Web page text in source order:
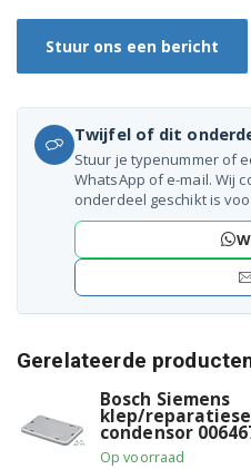
3SC76300A/11
3SC76300A/12
3SC76300A/13
3SC76300A/15
CWK4W360/04
CWK4W360/05
CWK4W360/06
CWK4W360/09
CWK4W360/10
Stuur ons een bericht
Twijfel of dit
Stuur je typenummer of
WhatsApp of e-mail. Wij
onderdeel geschikt is
Gerelateerde
Bosch Siemens
klep/
condensor
Op voorraad